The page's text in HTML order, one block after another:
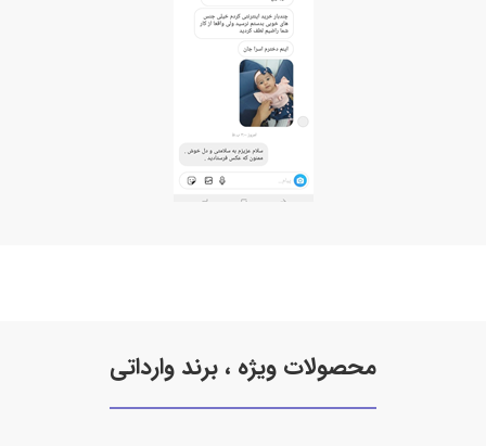
محصولات ویژه ، برند وارداتی